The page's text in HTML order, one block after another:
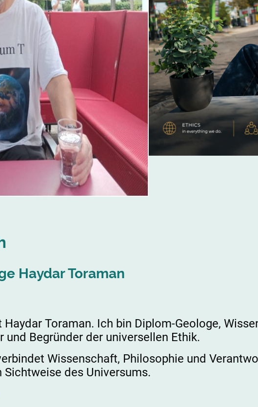
Haydar Toraman
Haydar Toraman. Ich bin Diplom-Geologe,
und Begründer der universellen Ethik.
Wissenschaft, Philosophie und
Sichtweise des Universums.